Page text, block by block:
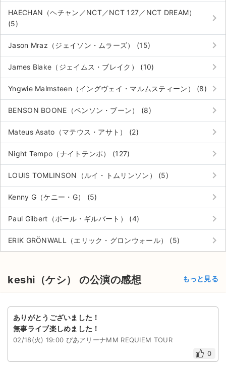
HAECHAN（ヘチャン／NCT／NCT 127／NCT DREAM）
(5)
keyboard_arrow_right
Jason Mraz（ジェイソン・ムラーズ） (15) keyboard_arrow_right
James Blake（ジェイムス・ブレイク） (10) keyboard_arrow_right
Yngwie Malmsteen（イングヴェイ・マルムスティーン） (8) keyboard_arrow_right
BENSON BOONE（ベンソン・ブーン） (8) keyboard_arrow_right
Mateus Asato（マテウス・アサト） (2) keyboard_arrow_right
Night Tempo（ナイトテンポ） (127) keyboard_arrow_right
LOUIS TOMLINSON（ルイ・トムリンソン） (5) keyboard_arrow_right
Kenny G（ケニー・G） (5) keyboard_arrow_right
Paul Gilbert（ポール・ギルバート） (4) keyboard_arrow_right
ERIK GRÖNWALL（エリック・グロンウォール） (5) keyboard_arrow_right
keshi（ケシ） の公演の感想 もっと見る
ありがとうございました！
無事ライブ楽しめました！
02/18(火) 19:00 ぴあアリーナMM REQUIEM TOUR
0